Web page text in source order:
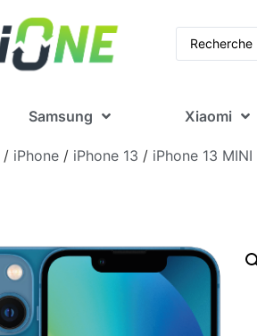
Samsung Xiaomi
/ iPhone / iPhone 13 / iPhone 13 MINI